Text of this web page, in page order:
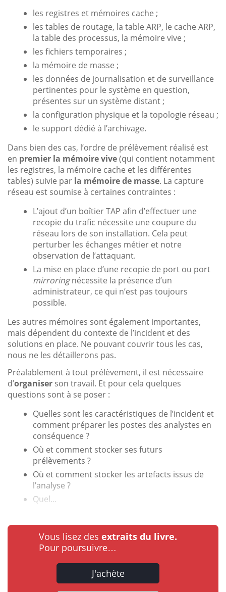
les registres et mémoires cache ;
les tables de routage, la table ARP, le cache ARP,
la table des processus, la mémoire vive ;
les fichiers temporaires ;
la mémoire de masse ;
les données de journalisation et de surveillance
pertinentes pour le système en question,
présentes sur un système distant ;
la configuration physique et la topologie réseau ;
le support dédié à l’archivage.
Dans bien des cas, l’ordre de prélèvement réalisé est
en premier la mémoire vive(qui contient notamment
les registres, la mémoire cache et les différentes
tables) suivie par la mémoire de masse. La capture
réseau est soumise à certaines contraintes :
L’ajout d’un boîtier TAP afin d’effectuer une
recopie du trafic nécessite une coupure du
réseau lors de son installation. Cela peut
perturber les échanges métier et notre
observation de l’attaquant.
La mise en place d’une recopie de port ou port
mirroringnécessite la présence d’un
administrateur, ce qui n’est pas toujours
possible.
Les autres mémoires sont également importantes,
mais dépendent du contexte de l’incident et des
solutions en place. Ne pouvant couvrir tous les cas,
nous ne les détaillerons pas.
Préalablement à tout prélèvement, il est nécessaire
d’organiser son travail. Et pour cela quelques
questions sont à se poser :
Quelles sont les caractéristiques de l’incident et
comment préparer les postes des analystes en
conséquence ?
Où et comment stocker ses futurs
prélèvements ?
Où et comment stocker les artefacts issus de
l’analyse ?
Quel...
Vous lisez des extraits du livre.
Pour poursuivre…
J'achète